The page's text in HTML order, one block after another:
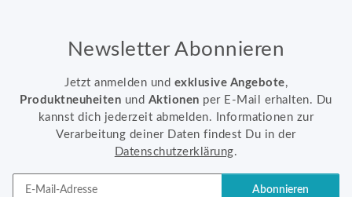
Newsletter Abonnieren
Jetzt anmelden und exklusive Angebote,
Produktneuheiten und Aktionen per E-Mail erhalten. Du
kannst dich jederzeit abmelden. Informationen zur
Verarbeitung deiner Daten findest Du in der
Datenschutzerklärung.
Abonnieren